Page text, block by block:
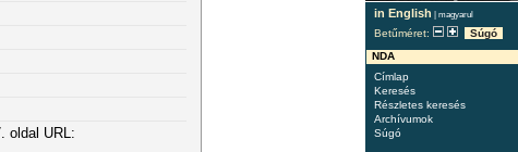
in English | magyarul
Betűméret:
Súgó
NDA
Címlap
Keresés
Részletes keresés
Archívumok
Súgó
oldal URL: